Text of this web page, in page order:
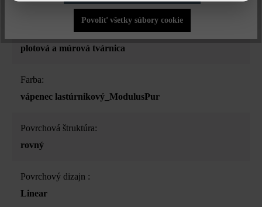
Druh produktu:
plotová a múrová tvárnica
Farba:
vápenec lastúrnikový_ModulusPur
Povrchová štruktúra:
rovný
Povrchový dizajn :
Linear
Povoliť všetky súbory cookie